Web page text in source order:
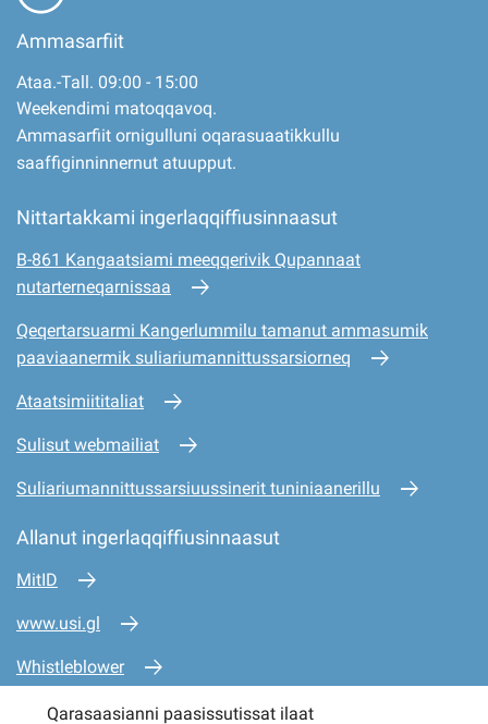
Ammasarfiit
Ataa.-Tall. 09:00 - 15:00
Weekendimi matoqqavoq.
Ammasarfiit ornigulluni oqarasuaatikkullu
saaffiginninnernut atuupput.
Nittartakkami ingerlaqqiffiusinnaasut
B-861 Kangaatsiami meeqqerivik Qupannaat
nutarterneqarnissaa
Qeqertarsuarmi Kangerlummilu tamanut ammasumik
paaviaanermik suliariumannittussarsiorneq
Ataatsimiititaliat
Sulisut webmailiat
Suliariumannittussarsiuussinerit tuniniaanerillu
Allanut ingerlaqqiffiusinnaasut
MitID
www.usi.gl
Whistleblower
www.mio.gl
Qarasaasianni paasissutissat ilaat